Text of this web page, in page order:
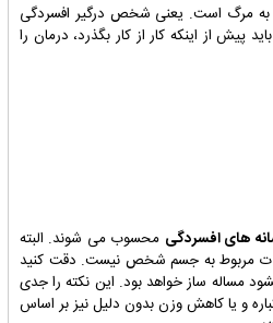
به مرگ است. یعنی شخص درگیر افسردگی
از اینکه کار از کار بگذرد، درمان را
های افسردگی محسوب می شوند. البته
مربوط به جسم شخص نیست. دقت کنید
مساله ساز خواهد بود. این نکته را جدی
و یا کاهش وزن بدون دلیل نیز بر اساس